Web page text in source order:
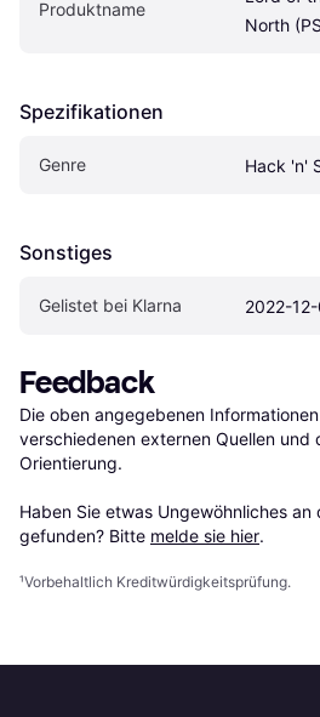
Produktname
North
Spezifikationen
Genre Hack 'n'
Sonstiges
Gelistet bei Klarna 2022-12-
Feedback
Die oben angegebenen
verschiedenen externen Quellen und
Orientierung.
Haben Sie etwas Ungewöhnliches an
gefunden? Bitte melde sie hier.
¹Vorbehaltlich Kreditwürdigkeitsprüfung.